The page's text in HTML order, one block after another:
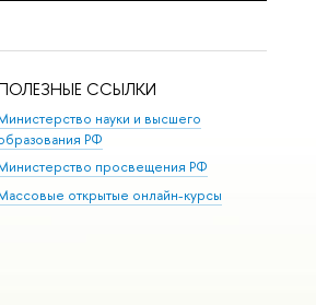
ССЫЛКИ
науки и высшего
РФ
просвещения РФ
открытые онлайн-курсы